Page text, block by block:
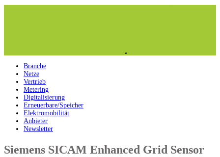
Branche
Netze
Vertrieb
Metering
Digitalisierung
Erneuerbare/Speicher
Elektromobilität
Anbieter
Newsletter
Siemens SICAM Enhanced Grid Sensor